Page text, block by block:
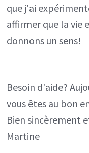
que j'ai
affirmer que la vie
donnons un sens!
Besoin d'aide?
vous êtes au bon
Bien sincèrement
Martine